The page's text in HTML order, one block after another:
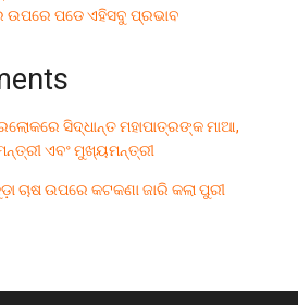
ଉପରେ ପଡେ ଏହିସବୁ ପ୍ରଭାବ
ସିଦ୍ଧାନ୍ତ ମହାପାତ୍ରଙ୍କ ମାଆ,
ଏବଂ ମୁଖ୍ୟମନ୍ତ୍ରୀ
ଚାଷ ଉପରେ କଟକଣା ଜାରି କଲା ପୁରୀ